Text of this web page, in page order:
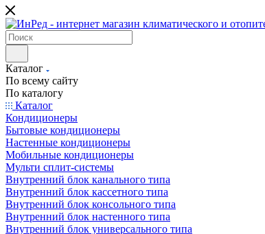
Каталог
По всему сайту
По каталогу
Каталог
Кондиционеры
Бытовые кондиционеры
Настенные кондиционеры
Мобильные кондиционеры
Мульти сплит-системы
Внутренний блок канального типа
Внутренний блок кассетного типа
Внутренний блок консольного типа
Внутренний блок настенного типа
Внутренний блок универсального типа